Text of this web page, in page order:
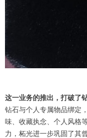
这一业务的推出，打破了
钻石与个人专属物品绑定
味、收藏执念、个人风格
力，柘光进一步巩固了其